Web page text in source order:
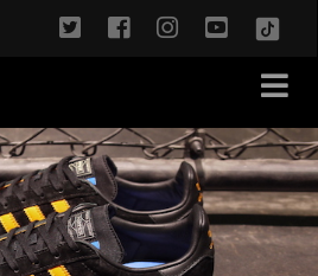
twitterfacebookinstagram